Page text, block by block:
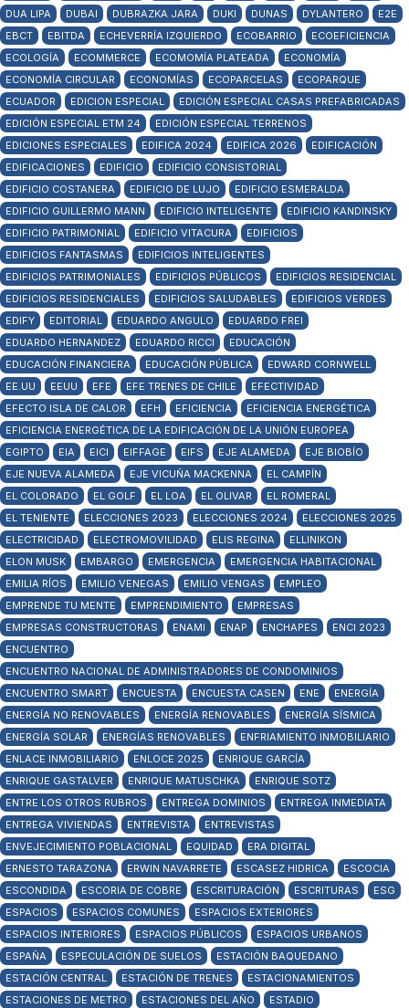
DUA LIPA
DUBAI DUBRAZKA JARA DUKI DUNAS DYLANTERO
E2E
EBCT
EBITDA ECHEVERRÍA IZQUIERDO ECOBARRIO
ECOEFICIENCIA
ECOLOGÍA
ECOMMERCE ECOMOMÍA PLATEADA
ECONOMÍA
ECONOMÍA CIRCULAR
ECONOMÍAS ECOPARCELAS
ECOPARQUE
ECUADOR
EDICION ESPECIAL
EDICIÓN ESPECIAL CASAS PREFABRICADAS
EDICIÓN ESPECIAL ETM 24
EDICIÓN ESPECIAL TERRENOS
EDICIONES ESPECIALES
EDIFICA 2024 EDIFICA 2026
EDIFICACIÓN
EDIFICACIONES
EDIFICIO
EDIFICIO CONSISTORIAL
EDIFICIO COSTANERA
EDIFICIO DE LUJO
EDIFICIO ESMERALDA
EDIFICIO GUILLERMO MANN
EDIFICIO INTELIGENTE
EDIFICIO KANDINSKY
EDIFICIO PATRIMONIAL
EDIFICIO VITACURA
EDIFICIOS
EDIFICIOS FANTASMAS
EDIFICIOS INTELIGENTES
EDIFICIOS PATRIMONIALES
EDIFICIOS PÚBLICOS
EDIFICIOS RESIDENCIAL
EDIFICIOS RESIDENCIALES
EDIFICIOS SALUDABLES
EDIFICIOS VERDES
EDIFY
EDITORIAL EDUARDO ANGULO
EDUARDO FREI
EDUARDO HERNANDEZ
EDUARDO RICCI
EDUCACIÓN
EDUCACIÓN FINANCIERA
EDUCACIÓN PÚBLICA
EDWARD CORNWELL
EE.UU
EEUU EFE EFE TRENES DE CHILE
EFECTIVIDAD
EFECTO ISLA DE CALOR
EFH EFICIENCIA
EFICIENCIA ENERGÉTICA
EFICIENCIA ENERGÉTICA DE LA EDIFICACIÓN DE LA UNIÓN EUROPEA
EGIPTO
EIA EICI EIFFAGE EIFS EJE ALAMEDA
EJE BIOBÍO
EJE NUEVA ALAMEDA
EJE VICUÑA MACKENNA
EL CAMPÍN
EL COLORADO
EL GOLF EL LOA EL OLIVAR
EL ROMERAL
EL TENIENTE
ELECCIONES 2023 ELECCIONES 2024
ELECCIONES 2025
ELECTRICIDAD
ELECTROMOVILIDAD ELIS REGINA
ELLINIKON
ELON MUSK
EMBARGO EMERGENCIA
EMERGENCIA HABITACIONAL
EMILIA RÍOS
EMILIO VENEGAS EMILIO VENGAS
EMPLEO
EMPRENDE TU MENTE
EMPRENDIMIENTO
EMPRESAS
EMPRESAS CONSTRUCTORAS
ENAMI ENAP ENCHAPES
ENCI 2023
ENCUENTRO
ENCUENTRO NACIONAL DE ADMINISTRADORES DE CONDOMINIOS
ENCUENTRO SMART
ENCUESTA ENCUESTA CASEN ENE
ENERGÍA
ENERGÍA NO RENOVABLES
ENERGÍA RENOVABLES
ENERGÍA SÍSMICA
ENERGÍA SOLAR
ENERGÍAS RENOVABLES
ENFRIAMIENTO INMOBILIARIO
ENLACE INMOBILIARIO
ENLOCE 2025
ENRIQUE GARCÍA
ENRIQUE GASTALVER
ENRIQUE MATUSCHKA
ENRIQUE SOTZ
ENTRE LOS OTROS RUBROS
ENTREGA DOMINIOS
ENTREGA INMEDIATA
ENTREGA VIVIENDAS
ENTREVISTA
ENTREVISTAS
ENVEJECIMIENTO POBLACIONAL
EQUIDAD
ERA DIGITAL
ERNESTO TARAZONA
ERWIN NAVARRETE ESCASEZ HIDRICA
ESCOCIA
ESCONDIDA
ESCORIA DE COBRE ESCRITURACIÓN ESCRITURAS
ESG
ESPACIOS
ESPACIOS COMUNES
ESPACIOS EXTERIORES
ESPACIOS INTERIORES
ESPACIOS PÚBLICOS
ESPACIOS URBANOS
ESPAÑA
ESPECULACIÓN DE SUELOS
ESTACIÓN BAQUEDANO
ESTACIÓN CENTRAL
ESTACIÓN DE TRENES
ESTACIONAMIENTOS
ESTACIONES DE METRO
ESTACIONES DEL AÑO
ESTADIO